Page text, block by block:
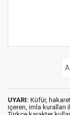
UYARI: Küfür,
içeren, imla kuralları